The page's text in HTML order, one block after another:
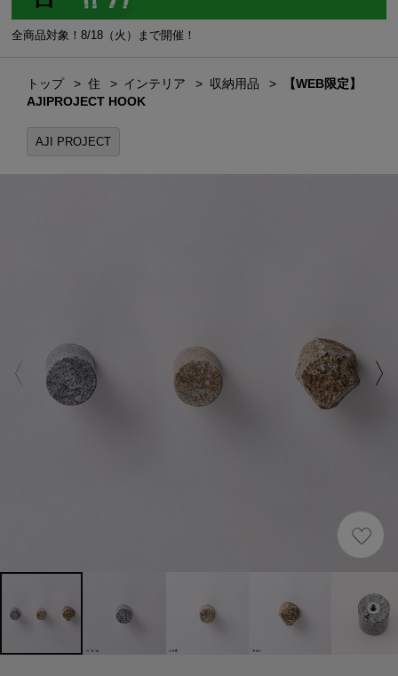
全商品対象！8/18（火）まで開催！
トップ 住 インテリア 収納用品
【WEB限定】
AJIPROJECT HOOK
AJI PROJECT